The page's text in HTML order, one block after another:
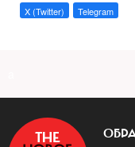
X (Twitter) Telegram